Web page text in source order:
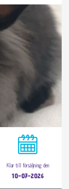
Klar till försäljning den
10-07-2026